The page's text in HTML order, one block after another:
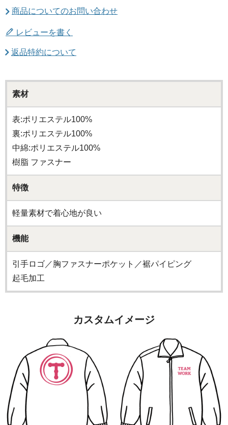
商品についてのお問い合わせ
レビューを書く
返品特約について
素材
表:ポリエステル100%
裏:ポリエステル100%
中綿:ポリエステル100%
樹脂 ファスナー
特徴
軽量素材で着心地が良い
機能
引手ロゴ／胸ファスナーポケット／裾パイピング
起毛加工
カスタムイメージ